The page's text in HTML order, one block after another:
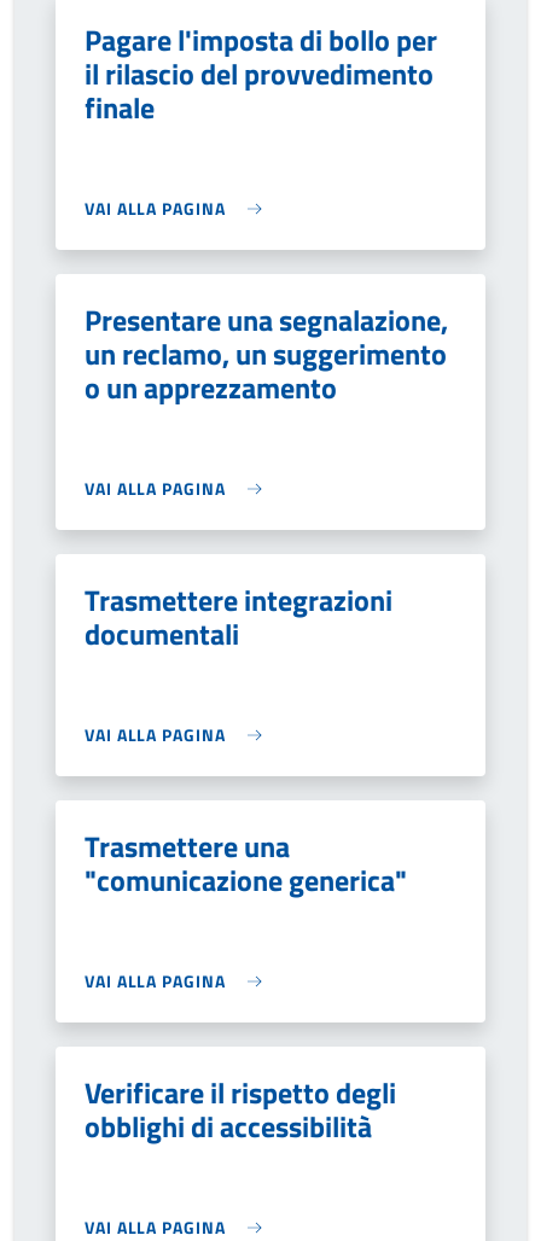
Pagare l'imposta di bollo per
il rilascio del provvedimento
finale
VAI ALLA PAGINA
Presentare una segnalazione,
un reclamo, un suggerimento
o un apprezzamento
VAI ALLA PAGINA
Trasmettere integrazioni
documentali
VAI ALLA PAGINA
Trasmettere una
"comunicazione generica"
VAI ALLA PAGINA
Verificare il rispetto degli
obblighi di accessibilità
VAI ALLA PAGINA